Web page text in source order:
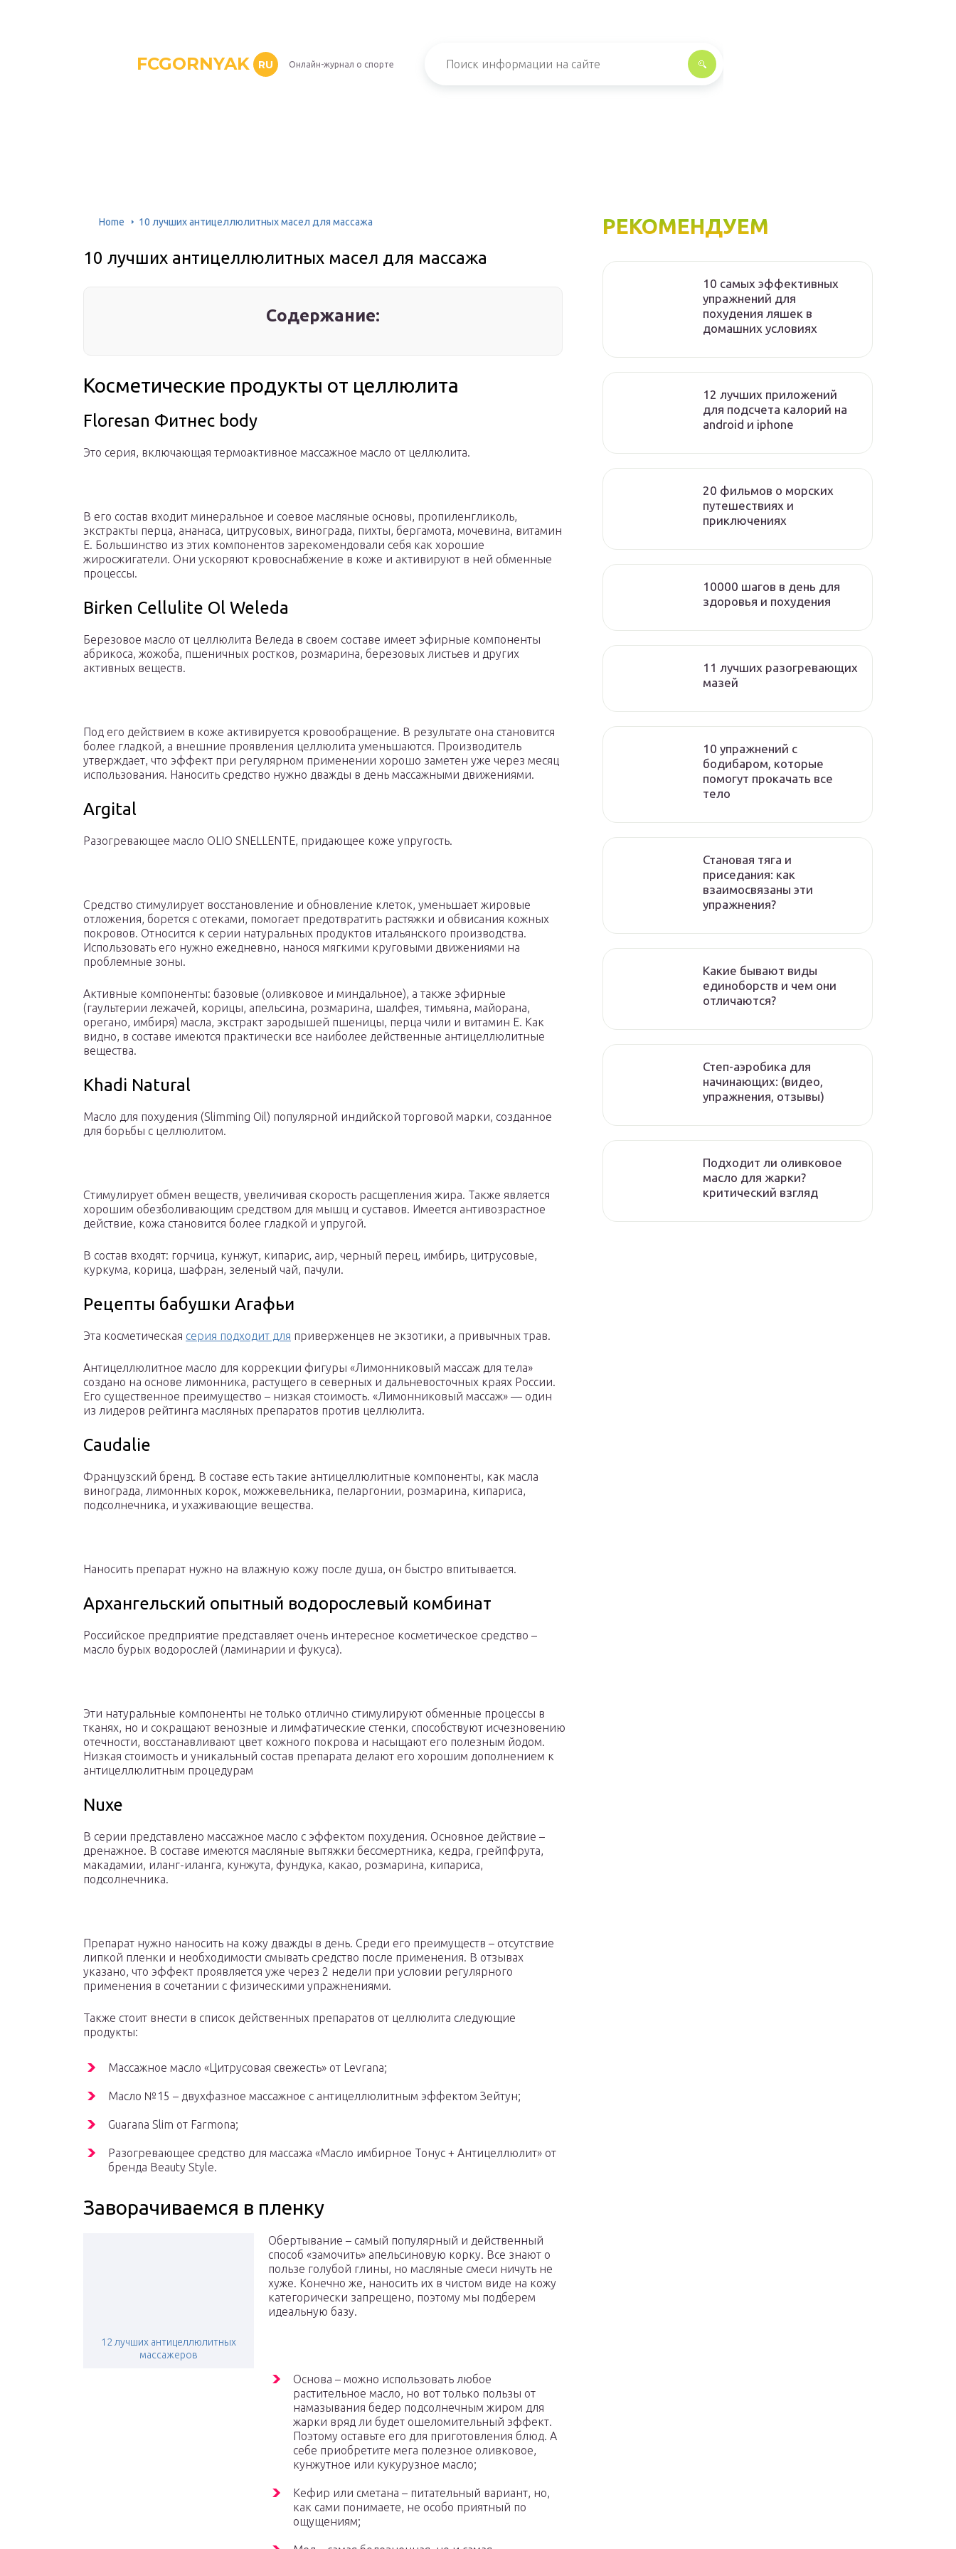
FCGORNYAK RU Онлайн-журнал о спорте
Home 10 лучших антицеллюлитных масел для массажа
10 лучших антицеллюлитных масел для массажа
Содержание:
Косметические продукты от целлюлита
Floresan Фитнес body
Это серия, включающая термоактивное массажное масло от целлюлита.
В его состав входит минеральное и соевое масляные основы, пропиленгликоль,
экстракты перца, ананаса, цитрусовых, винограда, пихты, бергамота, мочевина, витамин
Е. Большинство из этих компонентов зарекомендовали себя как хорошие
жиросжигатели. Они ускоряют кровоснабжение в коже и активируют в ней обменные
процессы.
Birken Cellulite Ol Weleda
Березовое масло от целлюлита Веледа в своем составе имеет эфирные компоненты
абрикоса, жожоба, пшеничных ростков, розмарина, березовых листьев и других
активных веществ.
Под его действием в коже активируется кровообращение. В результате она становится
более гладкой, а внешние проявления целлюлита уменьшаются. Производитель
утверждает, что эффект при регулярном применении хорошо заметен уже через месяц
использования. Наносить средство нужно дважды в день массажными движениями.
Argital
Разогревающее масло OLIO SNELLENTE, придающее коже упругость.
Средство стимулирует восстановление и обновление клеток, уменьшает жировые
отложения, борется с отеками, помогает предотвратить растяжки и обвисания кожных
покровов. Относится к серии натуральных продуктов итальянского производства.
Использовать его нужно ежедневно, нанося мягкими круговыми движениями на
проблемные зоны.
Активные компоненты: базовые (оливковое и миндальное), а также эфирные
(гаультерии лежачей, корицы, апельсина, розмарина, шалфея, тимьяна, майорана,
орегано, имбиря) масла, экстракт зародышей пшеницы, перца чили и витамин Е. Как
видно, в составе имеются практически все наиболее действенные антицеллюлитные
вещества.
Khadi Natural
Масло для похудения (Slimming Oil) популярной индийской торговой марки, созданное
для борьбы с целлюлитом.
Стимулирует обмен веществ, увеличивая скорость расщепления жира. Также является
хорошим обезболивающим средством для мышц и суставов. Имеется антивозрастное
действие, кожа становится более гладкой и упругой.
В состав входят: горчица, кунжут, кипарис, аир, черный перец, имбирь, цитрусовые,
куркума, корица, шафран, зеленый чай, пачули.
Рецепты бабушки Агафьи
Эта косметическая серия подходит для приверженцев не экзотики, а привычных трав.
Антицеллюлитное масло для коррекции фигуры «Лимонниковый массаж для тела»
создано на основе лимонника, растущего в северных и дальневосточных краях России.
Его существенное преимущество – низкая стоимость. «Лимонниковый массаж» — один
из лидеров рейтинга масляных препаратов против целлюлита.
Caudalie
Французский бренд. В составе есть такие антицеллюлитные компоненты, как масла
винограда, лимонных корок, можжевельника, пеларгонии, розмарина, кипариса,
подсолнечника, и ухаживающие вещества.
Наносить препарат нужно на влажную кожу после душа, он быстро впитывается.
Архангельский опытный водорослевый комбинат
Российское предприятие представляет очень интересное косметическое средство –
масло бурых водорослей (ламинарии и фукуса).
Эти натуральные компоненты не только отлично стимулируют обменные процессы в
тканях, но и сокращают венозные и лимфатические стенки, способствуют исчезновению
отечности, восстанавливают цвет кожного покрова и насыщают его полезным йодом.
Низкая стоимость и уникальный состав препарата делают его хорошим дополнением к
антицеллюлитным процедурам
Nuxe
В серии представлено массажное масло с эффектом похудения. Основное действие –
дренажное. В составе имеются масляные вытяжки бессмертника, кедра, грейпфрута,
макадамии, иланг-иланга, кунжута, фундука, какао, розмарина, кипариса,
подсолнечника.
Препарат нужно наносить на кожу дважды в день. Среди его преимуществ – отсутствие
липкой пленки и необходимости смывать средство после применения. В отзывах
указано, что эффект проявляется уже через 2 недели при условии регулярного
применения в сочетании с физическими упражнениями.
Также стоит внести в список действенных препаратов от целлюлита следующие
продукты:
Массажное масло «Цитрусовая свежесть» от Levrana;
Масло №15 – двухфазное массажное с антицеллюлитным эффектом Зейтун;
Guarana Slim от Farmona;
Разогревающее средство для массажа «Масло имбирное Тонус + Антицеллюлит» от
бренда Beauty Style.
Заворачиваемся в пленку
12 лучших антицеллюлитных
массажеров
Обертывание – самый популярный и действенный
способ «замочить» апельсиновую корку. Все знают о
пользе голубой глины, но масляные смеси ничуть не
хуже. Конечно же, наносить их в чистом виде на кожу
категорически запрещено, поэтому мы подберем
идеальную базу.
Основа – можно использовать любое
растительное масло, но вот только пользы от
намазывания бедер подсолнечным жиром для
жарки вряд ли будет ошеломительный эффект.
Поэтому оставьте его для приготовления блюд. А
себе приобретите мега полезное оливковое,
кунжутное или кукурузное масло;
Кефир или сметана – питательный вариант, но,
как сами понимаете, не особо приятный по
ощущениям;
РЕКОМЕНДУЕМ
10 самых эффективных
упражнений для
похудения ляшек в
домашних условиях
12 лучших приложений
для подсчета калорий на
android и iphone
20 фильмов о морских
путешествиях и
приключениях
10000 шагов в день для
здоровья и похудения
11 лучших разогревающих
мазей
10 упражнений с
бодибаром, которые
помогут прокачать все
тело
Становая тяга и
приседания: как
взаимосвязаны эти
упражнения?
Какие бывают виды
единоборств и чем они
отличаются?
Степ-аэробика для
начинающих: (видео,
упражнения, отзывы)
Подходит ли оливковое
масло для жарки?
критический взгляд